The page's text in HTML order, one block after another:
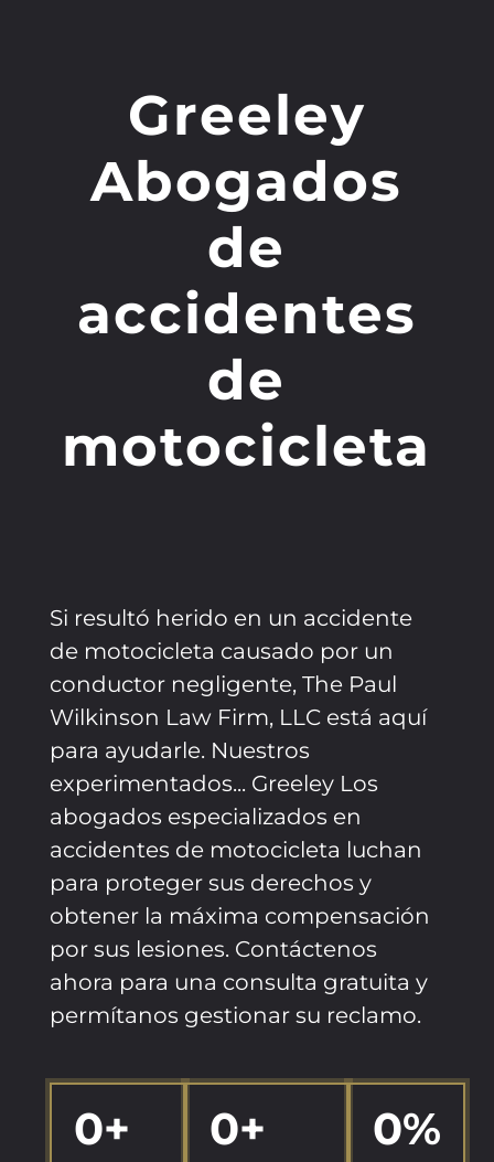
Greeley
Abogados
de
accidentes
de
motocicleta
Si resultó herido en un accidente
de motocicleta causado por un
conductor negligente, The Paul
Wilkinson Law Firm, LLC está aquí
para ayudarle. Nuestros
experimentados... GreeleyLos
abogados especializados en
accidentes de motocicleta luchan
para proteger sus derechos y
obtener la máxima compensación
por sus lesiones. Contáctenos
ahora para una consulta gratuita y
permítanos gestionar su reclamo.
0+ 0+ 0%